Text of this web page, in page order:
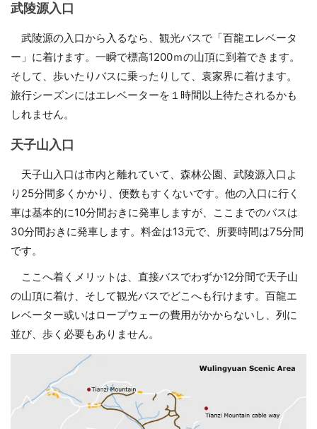
武陵源入口
武陵源の入口から入るなら、観光バスで「百龍エレベータ
ー」に着けます。一瞬で標高1200ｍの山頂に到着できます。
そして、歩いたりバスに乗ったりして、袁家界に着けます。
旅行シーズンにはエレベーターを１時間以上待たされるかも
しれません。
天子山入口
天子山入口は市内と離れていて、森林公園、武陵源入口よ
り25分間多くかかり、便数もすくないです。他の入口に行く
車は基本的に10分間おきに発車しますが、ここまでのバスは
30分間おきに発車します。料金は13元で、所要時間は75分間
です。
ここへ着くメリットは、直接バスでわずか12分間で天子山
の山頂に着け、そして観光バスでどこへも行けます。百龍エ
レベーター或いはロープウェーの費用がかからないし、列に
並び、歩く必要もありません。